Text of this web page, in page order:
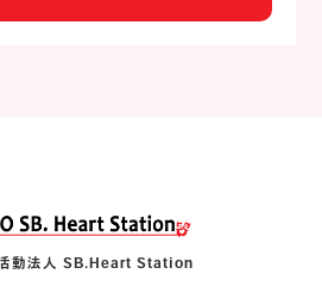
動法人 SB.Heart Station